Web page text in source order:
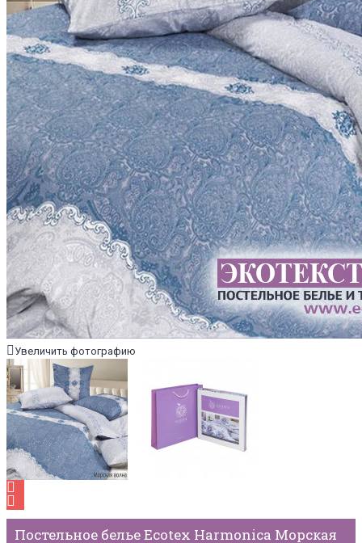
Увеличить фотографию
Постельное белье Ecotex Harmonica Морская